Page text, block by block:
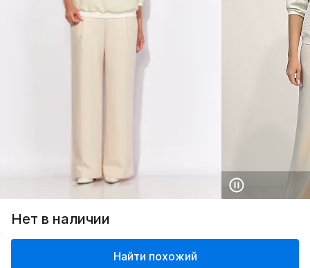
Нет в наличии
Найти похожий